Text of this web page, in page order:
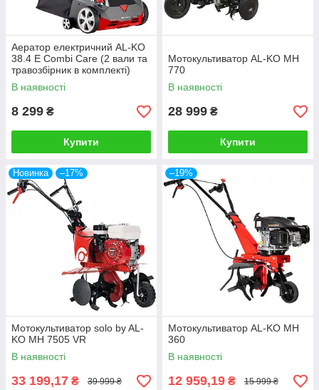
Аератор електричний AL-KO
38.4 E Combi Care (2 вали та
травозбірник в комплекті)
В наявності
8 299 ₴
Купити
Мотокультиватор AL-KO MH
770
В наявності
28 999 ₴
Купити
Новинка –17%
Мотокультиватор solo by AL-
KO MH 7505 VR
В наявності
33 199,17 ₴ 39 999 ₴
–19%
Мотокультиватор AL-KO MH
360
В наявності
12 959,19 ₴ 15 999 ₴